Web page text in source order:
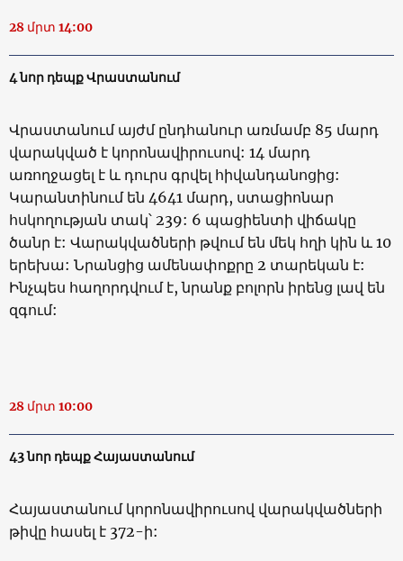
28 մրտ 14:00
4 նոր դեպք Վրաստանում
Վրաստանում այժմ ընդհանուր առմամբ 85 մարդ
վարակված է կորոնավիրուսով: 14 մարդ
առողջացել է և դուրս գրվել հիվանդանոցից:
Կարանտինում են 4641 մարդ, ստացիոնար
հսկողության տակ՝ 239: 6 պացիենտի վիճակը
ծանր է: Վարակվածների թվում են մեկ հղի կին և 10
երեխա: Նրանցից ամենափոքրը 2 տարեկան է:
Ինչպես հաղորդվում է, նրանք բոլորն իրենց լավ են
զգում:
28 մրտ 10:00
43 նոր դեպք Հայաստանում
Հայաստանում կորոնավիրուսով վարակվածների
թիվը հասել է 372-ի: